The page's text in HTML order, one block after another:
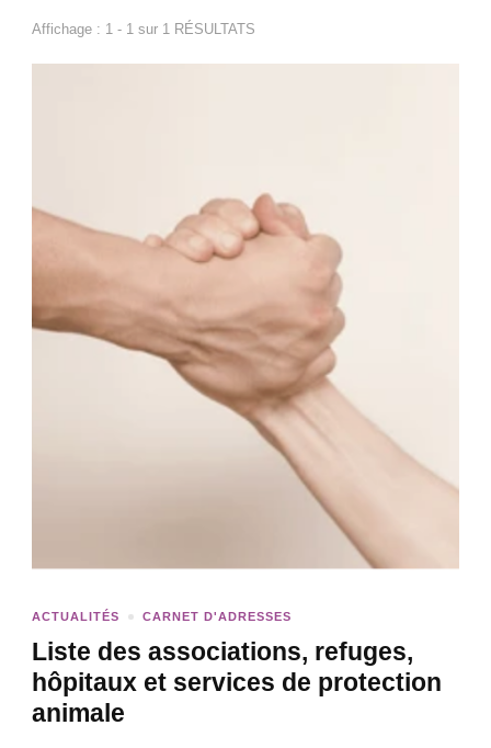
Affichage : 1 - 1 sur 1 RÉSULTATS
ACTUALITÉS CARNET D'ADRESSES
Liste des associations, refuges,
hôpitaux et services de protection
animale